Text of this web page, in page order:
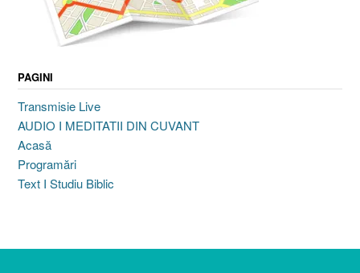
PAGINI
Transmisie Live
AUDIO I MEDITATII DIN CUVANT
Acasă
Programări
Text I Studiu Biblic